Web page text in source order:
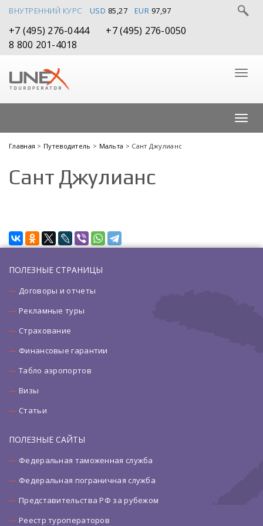
ВНУТРЕННИЙ КУРС USD 85,27 EUR 97,97
+7 (495) 276-0444
+7 (495) 276-0050
8 800 201-4018
Главная > Путеводитель > Мальта > Сант Джулианс
Сант Джулианс
ПОЛЕЗНЫЕ СТРАНИЦЫ
Договоры и отчеты
Рекламные туры
Страхование
Финансовые гарантии
Табло аэропортов
Визы
Статьи
ПОЛЕЗНЫЕ САЙТЫ
Федеральная таможенная служба
Федеральная пограничная служба
Представительства РФ за рубежом
Реестр туроператоров